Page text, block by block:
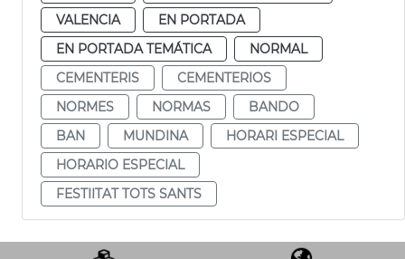
VALENCIA
EN PORTADA
EN PORTADA TEMÁTICA
NORMAL
CEMENTERIS
CEMENTERIOS
NORMES
NORMAS
BANDO
BAN
MUNDINA
HORARI ESPECIAL
HORARIO ESPECIAL
FESTIITAT TOTS SANTS